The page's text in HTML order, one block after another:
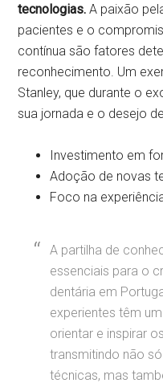
tecnologias. A paixão
pacientes e o
contínua são fatores
reconhecimento. Um
Stanley, que durante o
sua jornada e o desejo
Investimento em
Adoção de novas
Foco na
A partilha de
essenciais para o
dentária em
experientes têm
orientar e inspirar
transmitindo não
técnicas, mas